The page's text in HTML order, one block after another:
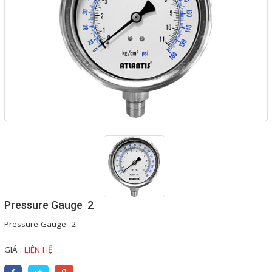
Pressure Gauge 2
Pressure Gauge 2
GIÁ : LIÊN HỆ
MOTOR - ĐỘNG CƠ ĐIỆN
VALVE - VAN CÔNG NGHIỆP
FLOWMETER - LƯU LƯỢNG
PUMPS - MÁY BƠM CÔNG
EQUIPMENT - MÁY CÔNG
NGHIỆP
FILTER - THIẾT BỊ LỌC
INSTRUMENT - THIẾT BỊ ĐO